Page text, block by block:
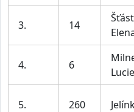
3. 14
4. 6
Lucie
5. 260